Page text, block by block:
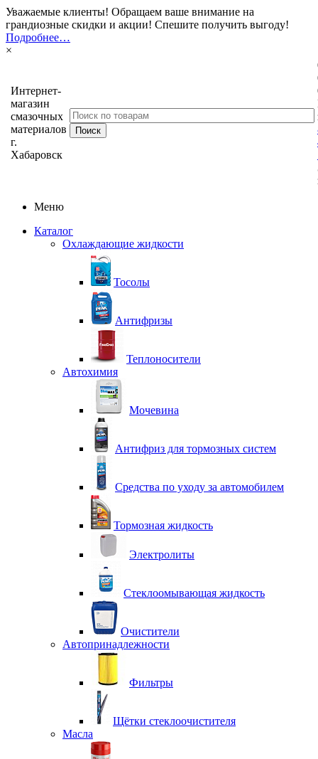
Уважаемые клиенты! Обращаем ваше внимание на
грандиозные скидки и акции! Спешите получить выгоду!
Подробнее…
×
Интернет-
магазин
смазочных
материалов
г.
Хабаровск
Меню
Каталог
Охлаждающие жидкости
Тосолы
Антифризы
Теплоносители
Автохимия
Мочевина
Антифриз для тормозных систем
Средства по уходу за автомобилем
Тормозная жидкость
Электролиты
Стеклоомывающая жидкость
Очистители
Автопринадлежности
Фильтры
Щётки стеклоочистителя
Масла